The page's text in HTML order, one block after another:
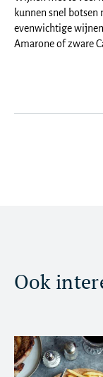
kunnen snel botsen
evenwichtige
Amarone of zware
Ook